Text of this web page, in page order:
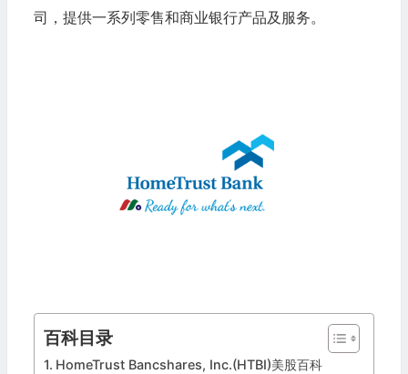
司，提供一系列零售和商业银行产品及服务。
百科目录
HomeTrust Bancshares, Inc.(HTBI)美股百科